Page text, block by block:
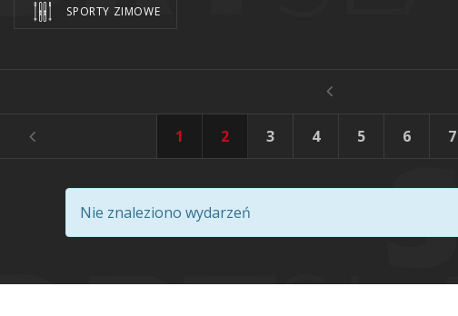
SPORTY ZIMOWE
1 2 3 4 5 6 7
Nie znaleziono wydarzeń